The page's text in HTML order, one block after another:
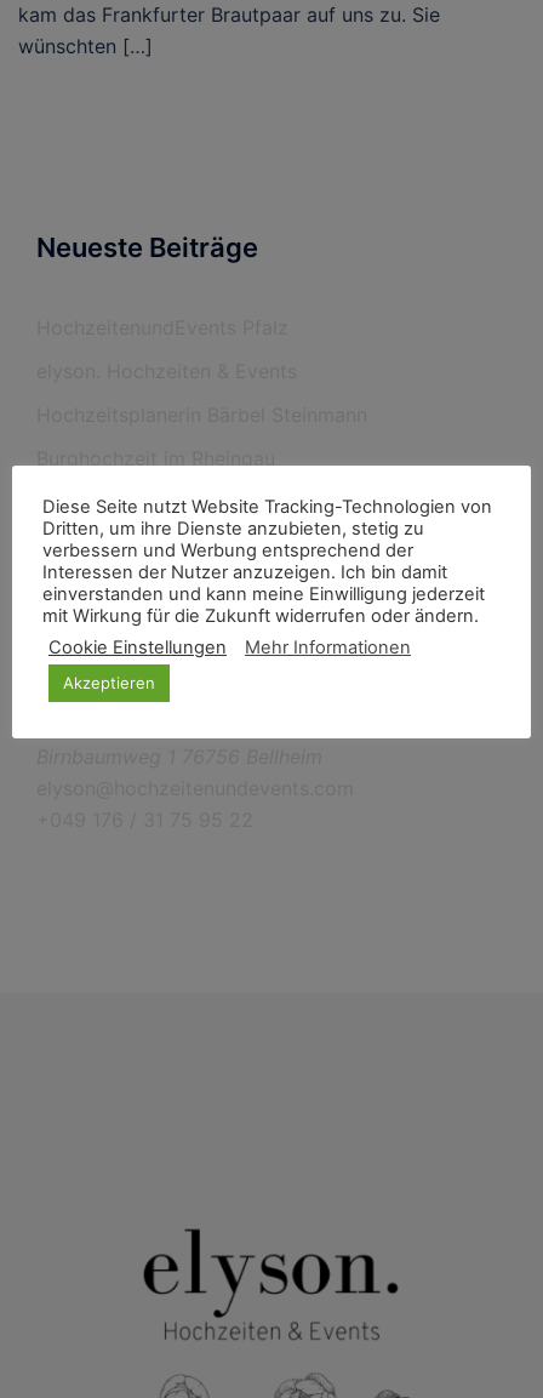
kam das Frankfurter Brautpaar auf uns zu. Sie
wünschten […]
Neueste Beiträge
Neueste Kommentare
Kontakt Information
Diese Seite nutzt Website Tracking-Technologien von
Dritten, um ihre Dienste anzubieten, stetig zu
verbessern und Werbung entsprechend der
Interessen der Nutzer anzuzeigen. Ich bin damit
einverstanden und kann meine Einwilligung jederzeit
mit Wirkung für die Zukunft widerrufen oder ändern.
Cookie Einstellungen
Mehr Informationen
Akzeptieren